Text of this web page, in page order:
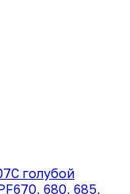
голубой
680, 685,